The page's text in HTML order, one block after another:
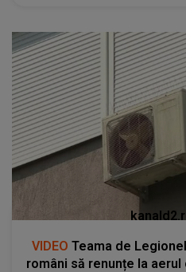
VIDEO Teama de
români să renunțe la